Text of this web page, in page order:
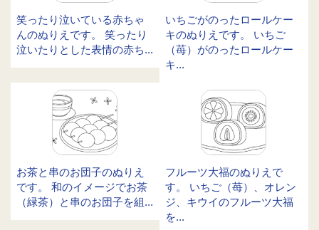
笑ったり泣いている赤ちゃ
んのぬりえです。 笑ったり
泣いたりとした表情の赤ち...
いちごがのったロールケー
キのぬりえです。 いちご
（苺）がのったロールケー
キ...
お茶と串のお団子のぬりえ
です。 和のイメージでお茶
（緑茶）と串のお団子を組...
フルーツ大福のぬりえで
す。 いちご（苺）、オレン
ジ、キウイのフルーツ大福
を...